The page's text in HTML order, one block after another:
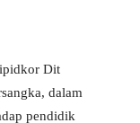
Dit
dalam
pendidik